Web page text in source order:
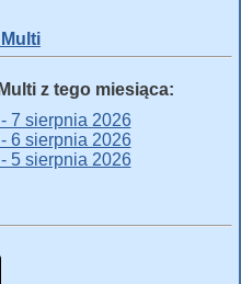
z tego miesiąca:
7 sierpnia 2026
6 sierpnia 2026
5 sierpnia 2026